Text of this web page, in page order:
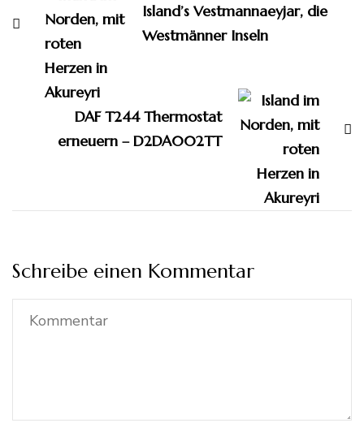
Island’s Vestmannaeyjar, die
Westmänner Inseln
DAF T244 Thermostat
erneuern – D2DA002TT
Schreibe einen Kommentar